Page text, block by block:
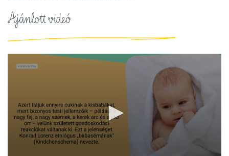
Ajánlott videó